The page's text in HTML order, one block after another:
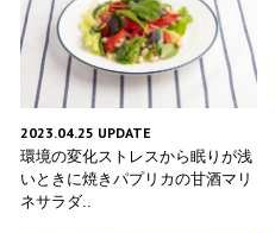
2023.04.25 UPDATE
環境の変化ストレスから眠りが浅
いときに焼きパプリカの甘酒マリ
ネサラダ..